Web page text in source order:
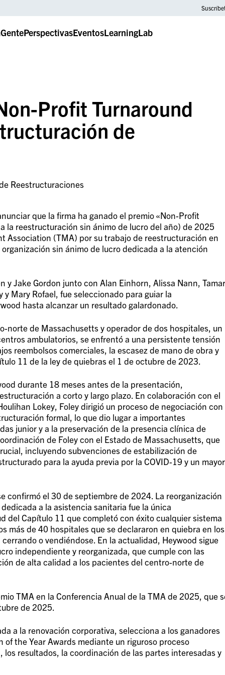
GentePerspectivasEventosLearningLab
Profit Turnaround
de
Reestructuraciones
que la firma ha ganado el premio «Non-Profit
la reestructuración sin ánimo de lucro del año) de 2025
Association (TMA) por su trabajo de reestructuración en
sin ánimo de lucro dedicada a la atención
y Jake Gordon junto con Alan Einhorn, Alissa Nann, Tamar
Mary Rofael, fue seleccionado para guiar la
hasta alcanzar un resultado galardonado.
norte de Massachusetts y operador de dos hospitales, un
ambulatorios, se enfrentó a una persistente tensión
reembolsos comerciales, la escasez de mano de obra y
11 de la ley de quiebras el 1 de octubre de 2023.
durante 18 meses antes de la presentación,
a corto y largo plazo. En colaboración con el
Lokey, Foley dirigió un proceso de negociación con
formal, lo que dio lugar a importantes
junior y a la preservación de la presencia clínica de
de Foley con el Estado de Massachusetts, que
incluyendo subvenciones de estabilización de
para la ayuda previa por la COVID-19 y un mayor
confirmó el 30 de septiembre de 2024. La reorganización
a la asistencia sanitaria fue la única
del Capítulo 11 que completó con éxito cualquier sistema
más de 40 hospitales que se declararon en quiebra en los
o vendiéndose. En la actualidad, Heywood sigue
independiente y reorganizada, que cumple con las
de alta calidad a los pacientes del centro-norte de
TMA en la Conferencia Anual de la TMA de 2025, que
de 2025.
a la renovación corporativa, selecciona a los ganadores
of the Year Awards mediante un riguroso proceso
resultados, la coordinación de las partes interesadas y